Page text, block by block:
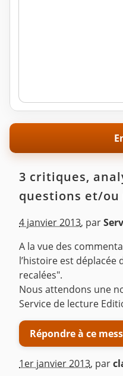
3 critiques,
questions et/ou
4 janvier 2013, par
A la vue des
l’histoire est
recalées".
Nous attendons une
Service de lecture
Répondre à ce
1er janvier 2013, par